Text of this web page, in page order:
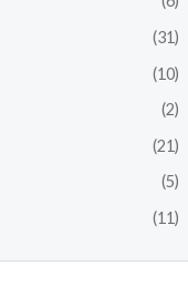
(31)
(10)
(2)
(21)
(5)
(11)